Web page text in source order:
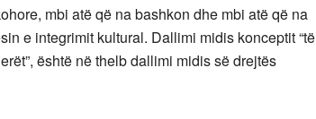
mbi atë që na bashkon dhe mbi atë që na
e integrimit kultural. Dallimi midis konceptit “të
është në thelb dallimi midis së drejtës